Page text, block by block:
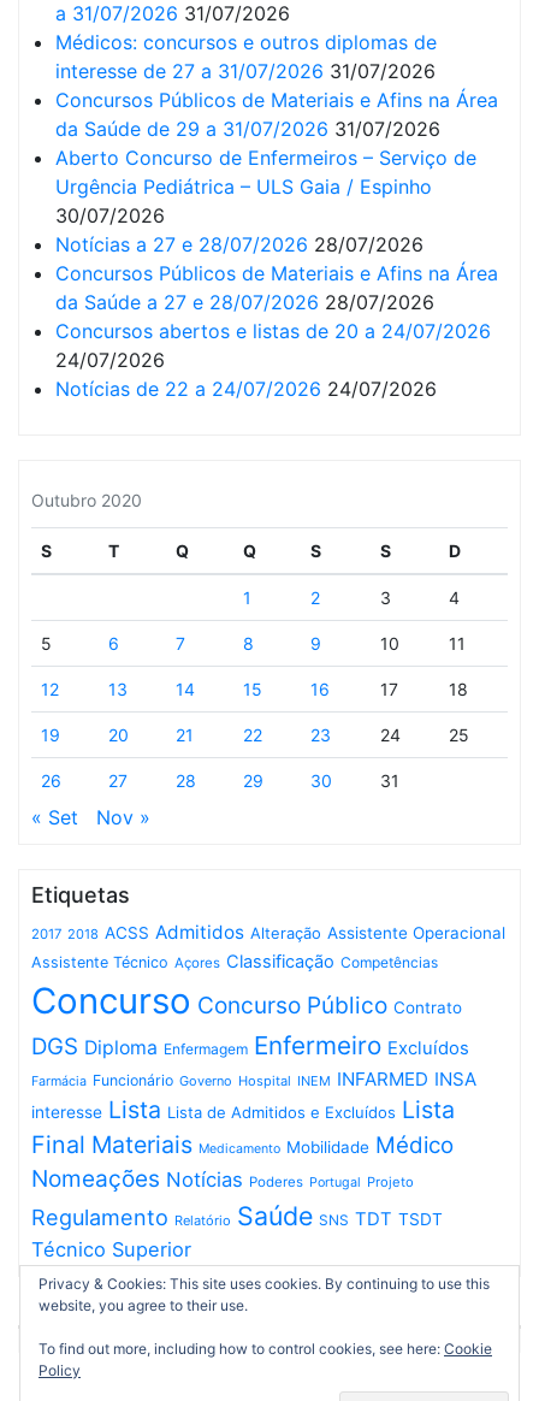
a 31/07/2026 31/07/2026
Médicos: concursos e outros diplomas de
interesse de 27 a 31/07/2026 31/07/2026
Concursos Públicos de Materiais e Afins na Área
da Saúde de 29 a 31/07/2026 31/07/2026
Aberto Concurso de Enfermeiros – Serviço de
Urgência Pediátrica – ULS Gaia / Espinho
30/07/2026
Notícias a 27 e 28/07/2026 28/07/2026
Concursos Públicos de Materiais e Afins na Área
da Saúde a 27 e 28/07/2026 28/07/2026
Concursos abertos e listas de 20 a 24/07/2026
24/07/2026
Notícias de 22 a 24/07/2026 24/07/2026
Outubro 2020
S T Q Q S S D
1 2 3 4
5 6 7 8 9 10 11
12 13 14 15 16 17 18
19 20 21 22 23 24 25
26 27 28 29 30 31
« Set Nov »
Etiquetas
2017 2018 ACSS Admitidos Alteração Assistente Operacional
Assistente Técnico Açores Classificação Competências
Concurso Concurso Público Contrato
DGS Diploma Enfermagem Enfermeiro Excluídos
Farmácia Funcionário Governo Hospital INEM INFARMED INSA
interesse Lista Lista de Admitidos e Excluídos Lista
Final Materiais Medicamento Mobilidade Médico
Nomeações Notícias Poderes Portugal Projeto
Regulamento Relatório Saúde SNS TDT TSDT
Técnico Superior
Privacy & Cookies: This site uses cookies. By continuing to use this
website, you agree to their use.
To find out more, including how to control cookies, see here: Cookie
Policy